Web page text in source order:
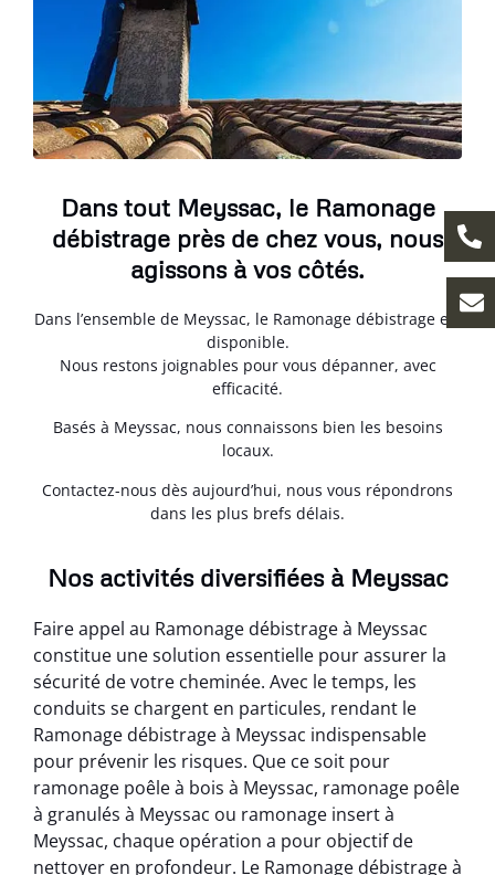
Dans tout Meyssac, le Ramonage
débistrage près de chez vous, nous
agissons à vos côtés.
Dans l’ensemble de Meyssac, le Ramonage débistrage est
disponible.
Nous restons joignables pour vous dépanner, avec
efficacité.
Basés à Meyssac, nous connaissons bien les besoins
locaux.
Contactez-nous dès aujourd’hui, nous vous répondrons
dans les plus brefs délais.
Nos activités diversifiées à Meyssac
Faire appel au Ramonage débistrage à Meyssac
constitue une solution essentielle pour assurer la
sécurité de votre cheminée. Avec le temps, les
conduits se chargent en particules, rendant le
Ramonage débistrage à Meyssac indispensable
pour prévenir les risques. Que ce soit pour
ramonage poêle à bois à Meyssac, ramonage poêle
à granulés à Meyssac ou ramonage insert à
Meyssac, chaque opération a pour objectif de
nettoyer en profondeur. Le Ramonage débistrage à